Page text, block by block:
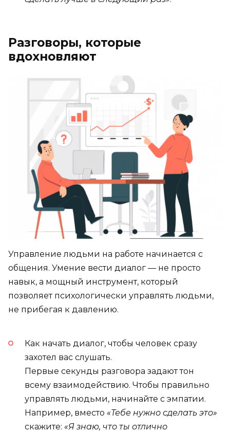
Разговоры, которые
вдохновляют
Управление людьми на работе начинается с
общения. Умение вести диалог — не просто
навык, а мощный инструмент, который
позволяет психологически управлять людьми,
не прибегая к давлению.
Как начать диалог, чтобы человек сразу
захотел вас слушать.
Первые секунды разговора задают тон
всему взаимодействию. Чтобы правильно
управлять людьми, начинайте с эмпатии.
Например, вместо «Тебе нужно сделать это»
скажите: «Я знаю, что ты отлично